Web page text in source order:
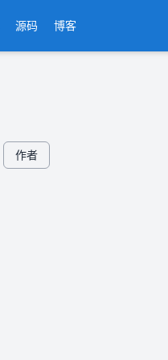
源码 博客
作者